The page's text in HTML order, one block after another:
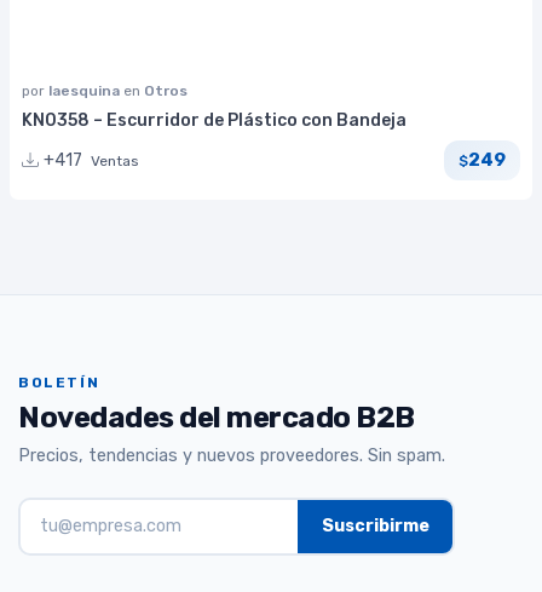
por laesquina en Otros
KN0358 – Escurridor de Plástico con Bandeja
+417 Ventas $249
BOLETÍN
Novedades del mercado B2B
Precios, tendencias y nuevos proveedores. Sin spam.